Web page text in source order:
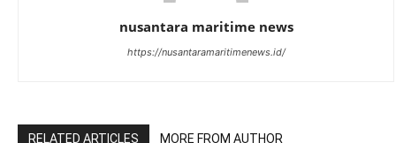
nusantara maritime news
https://nusantaramaritimenews.id/
RELATED ARTICLES MORE FROM AUTHOR